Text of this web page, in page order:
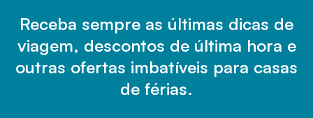
Receba sempre as últimas dicas de
viagem, descontos de última hora e
outras ofertas imbatíveis para casas
de férias.